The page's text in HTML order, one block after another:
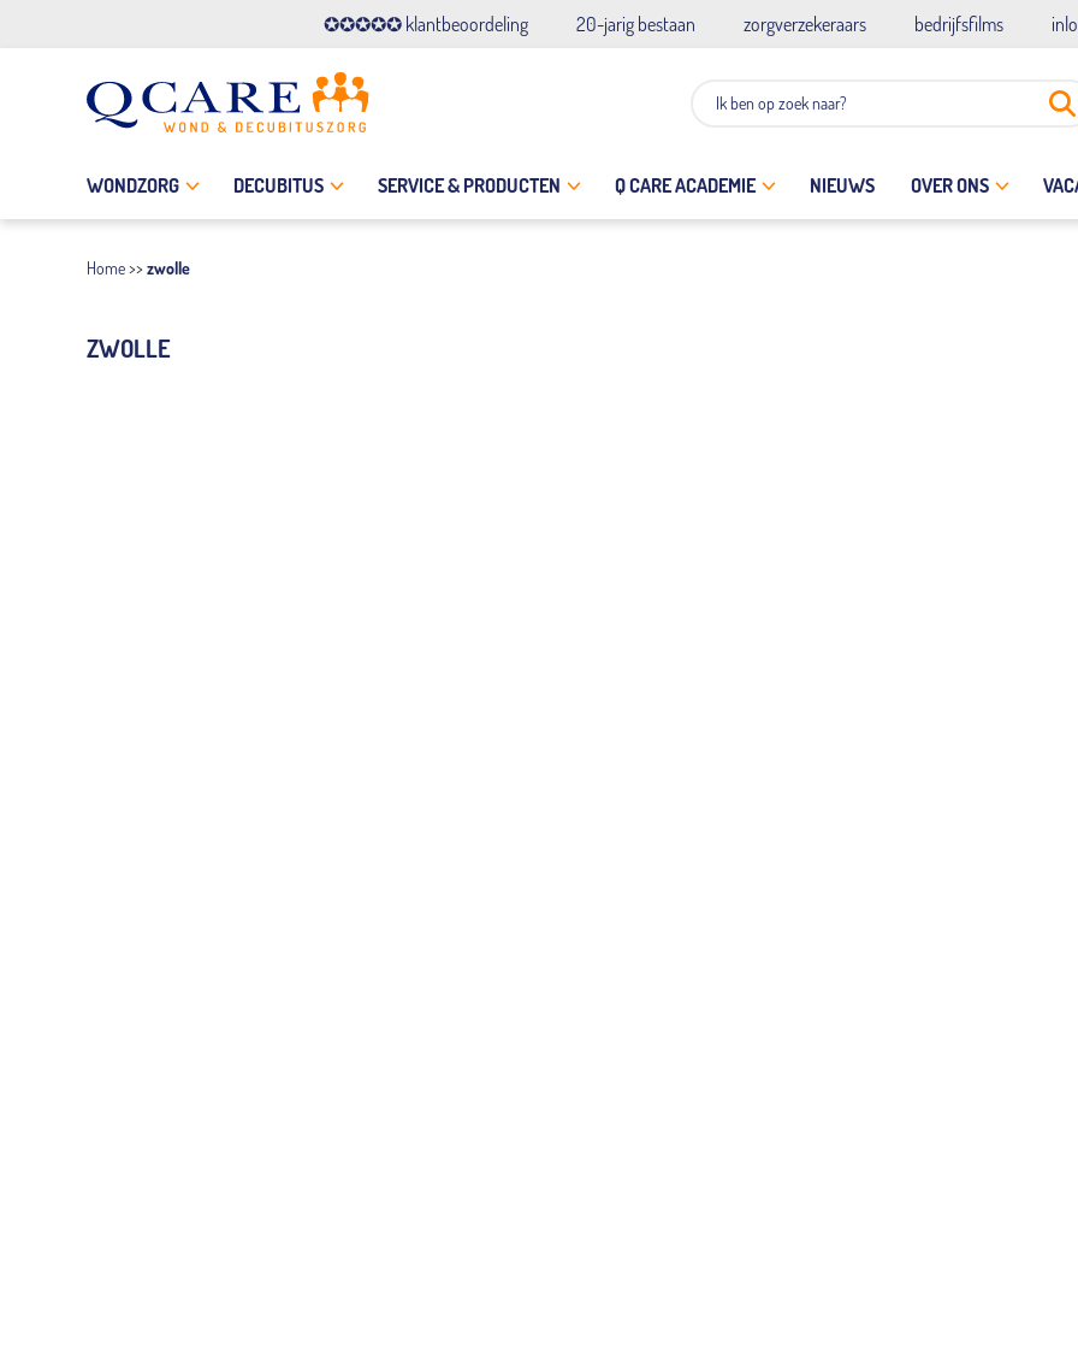
✪✪✪✪✪ klantbeoordeling 20-jarig bestaan zorgverzekeraars bedrijfsfilms
WONDZORG DECUBITUS SERVICE & PRODUCTEN Q CARE ACADEMIE NIEUWS OVER ONS
Home>> zwolle
ZWOLLE